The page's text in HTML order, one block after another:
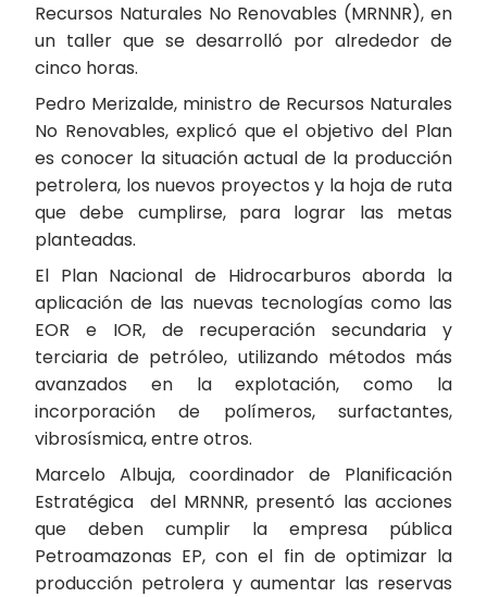
Recursos Naturales No Renovables (MRNNR), en
un taller que se desarrolló por alrededor de
cinco horas.
Pedro Merizalde, ministro de Recursos Naturales
No Renovables, explicó que el objetivo del Plan
es conocer la situación actual de la producción
petrolera, los nuevos proyectos y la hoja de ruta
que debe cumplirse, para lograr las metas
planteadas.
El Plan Nacional de Hidrocarburos aborda la
aplicación de las nuevas tecnologías como las
EOR e IOR, de recuperación secundaria y
terciaria de petróleo, utilizando métodos más
avanzados en la explotación, como la
incorporación de polímeros, surfactantes,
vibrosísmica, entre otros.
Marcelo Albuja, coordinador de Planificación
Estratégica del MRNNR, presentó las acciones
que deben cumplir la empresa pública
Petroamazonas EP, con el fin de optimizar la
producción petrolera y aumentar las reservas